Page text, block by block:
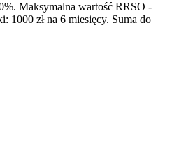
Maksymalna wartość RRSO -
1000 zł na 6 miesięcy. Suma do